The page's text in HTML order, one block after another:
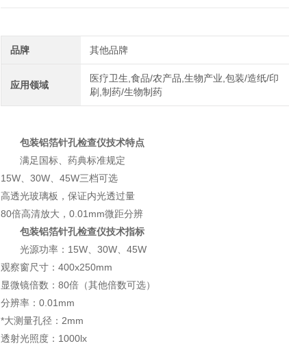
品牌 其他品牌
应用领域
医疗卫生,食品/农产品,生物产业,包装/造纸/印
刷,制药/生物制药
包装铝箔针孔检查仪技术特点
满足国标、药典标准规定
15W、30W、45W三档可选
高透光玻璃板，保证内光透过量
80倍高清放大，0.01mm微距分辨
包装铝箔针孔检查仪技术指标
光源功率：15W、30W、45W
观察窗尺寸：400x250mm
显微镜倍数：80倍（其他倍数可选）
分辨率：0.01mm
*大测量孔径：2mm
透射光照度：1000lx